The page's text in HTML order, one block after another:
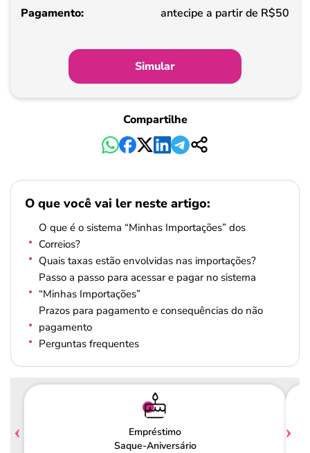
Pagamento
antecipe a partir de R$50
Simular
Compartilhe
O que você vai ler neste artigo:
O que é o sistema “Minhas Importações” dos
Correios?
Quais taxas estão envolvidas nas importações?
Passo a passo para acessar e pagar no sistema
“Minhas Importações”
Prazos para pagamento e consequências do não
pagamento
Perguntas frequentes
Empréstimo
Saque-Aniversário